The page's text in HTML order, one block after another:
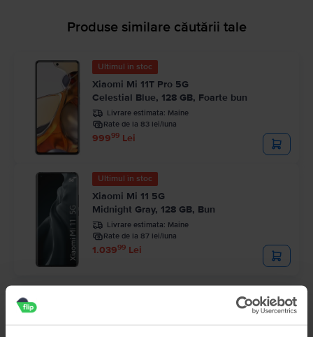
Produse similare căutării tale
Ultimul în stoc
Xiaomi Mi 11T Pro 5G
Celestial Blue, 128 GB, Foarte bun
Livrare estimata: Maine
Rate de la 83 lei/luna
99999 Lei
Ultimul în stoc
Xiaomi Mi 11 5G
Midnight Gray, 128 GB, Bun
Livrare estimata: Maine
Rate de la 87 lei/luna
1.03999 Lei